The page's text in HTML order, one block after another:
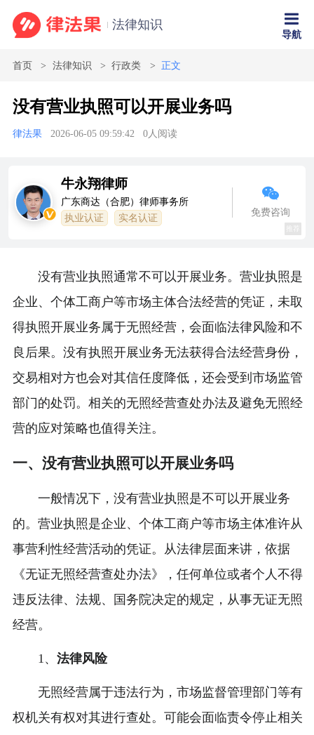
法律知识
导航
首页 法律知识 行政类 正文
没有营业执照可以开展业务吗
律法果 2026-06-05 09:59:42 0人阅读
牛永翔律师
广东商达（合肥）律师事务所
执业认证 实名认证
免费咨询
没有营业执照通常不可以开展业务。营业执照是
企业、个体工商户等市场主体合法经营的凭证，未取
得执照开展业务属于无照经营，会面临法律风险和不
良后果。没有执照开展业务无法获得合法经营身份，
交易相对方也会对其信任度降低，还会受到市场监管
部门的处罚。相关的无照经营查处办法及避免无照经
营的应对策略也值得关注。
一、没有营业执照可以开展业务吗
一般情况下，没有营业执照是不可以开展业务
的。营业执照是企业、个体工商户等市场主体准许从
事营利性经营活动的凭证。从法律层面来讲，依据
《无证无照经营查处办法》，任何单位或者个人不得
违反法律、法规、国务院决定的规定，从事无证无照
经营。
1、 法律风险
无照经营属于违法行为，市场监督管理部门等有
权机关有权对其进行查处。可能会面临责令停止相关